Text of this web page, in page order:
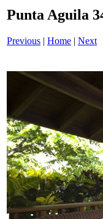
Punta Aguila
Previous | Home | Next